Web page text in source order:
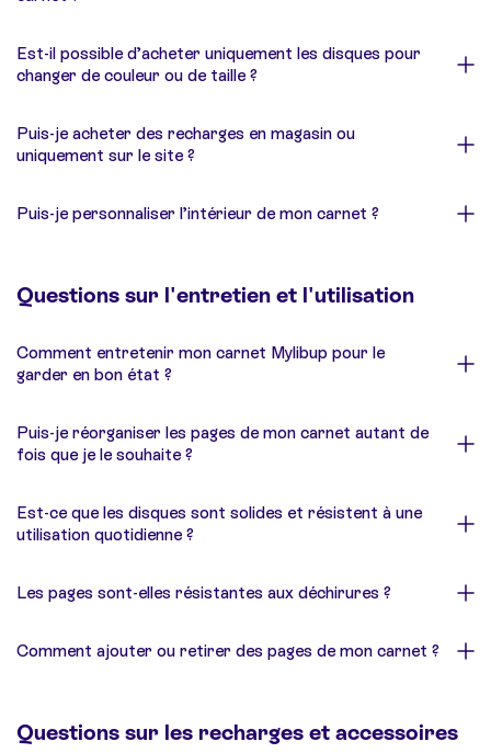
Est-il possible d’acheter uniquement les disques pour
changer de couleur ou de taille ?
Puis-je acheter des recharges en magasin ou
uniquement sur le site ?
Puis-je personnaliser l’intérieur de mon carnet ?
Questions sur l'entretien et l'utilisation
Comment entretenir mon carnet Mylibup pour le
garder en bon état ?
Puis-je réorganiser les pages de mon carnet autant de
fois que je le souhaite ?
Est-ce que les disques sont solides et résistent à une
utilisation quotidienne ?
Les pages sont-elles résistantes aux déchirures ?
Comment ajouter ou retirer des pages de mon carnet ?
Questions sur les recharges et accessoires